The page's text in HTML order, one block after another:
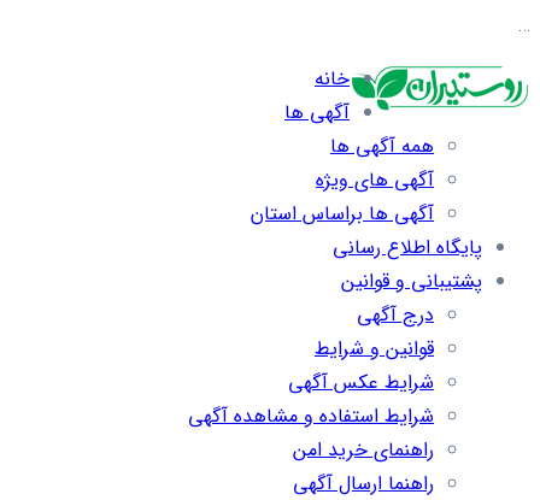
…
خانه
آگهی ها
همه آگهی ها
آگهی های ویژه
آگهی ها براساس استان
پایگاه اطلاع رسانی
پشتیبانی و قوانین
درج آگهی
قوانین و شرایط
شرایط عکس آگهی
شرایط استفاده و مشاهده آگهی
راهنمای خرید امن
راهنما ارسال آگهی